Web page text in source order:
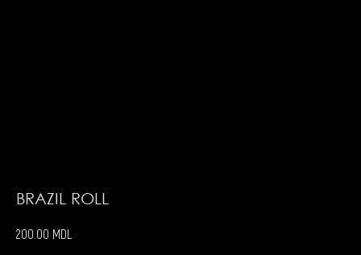
BRAZIL ROLL
200.00 MDL